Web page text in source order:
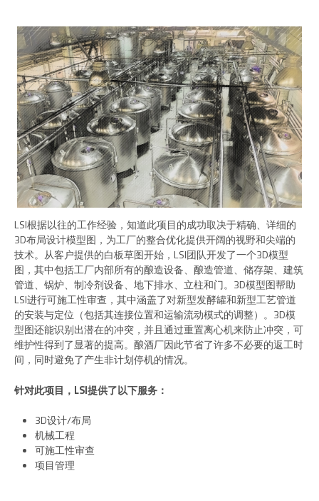
LSI根据以往的工作经验，知道此项目的成功取决于精确、详细的
3D布局设计模型图，为工厂的整合优化提供开阔的视野和尖端的
技术。从客户提供的白板草图开始，LSI团队开发了一个3D模型
图，其中包括工厂内部所有的酿造设备、酿造管道、储存架、建筑
管道、锅炉、制冷剂设备、地下排水、立柱和门。3D模型图帮助
LSI进行可施工性审查，其中涵盖了对新型发酵罐和新型工艺管道
的安装与定位（包括其连接位置和运输流动模式的调整）。3D模
型图还能识别出潜在的冲突，并且通过重置离心机来防止冲突，可
维护性得到了显著的提高。酿酒厂因此节省了许多不必要的返工时
间，同时避免了产生非计划停机的情况。
针对此项目，LSI提供了以下服务：
3D设计/布局
机械工程
可施工性审查
项目管理